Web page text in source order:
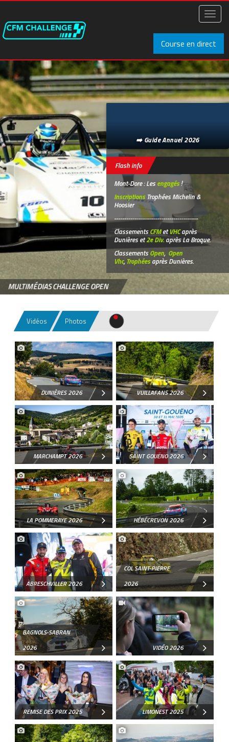
Aller
principal
Course en direct
➡️ Guide Annuel 2026
Flash info
Mont-Dore : Lesengagés!
InscriptionsTrophées Michelin &
Hoosier
-----------------------------------------
ClassementsCFMetVHCaprès
Dunières et2e Div. après La Broque.
ClassementsOpen, Open
Vhc, Trophéesaprès Dunières.
MULTIMÉDIAS CHALLENGE OPEN
Vidéos Photos
DUNIÈRES 2026 VUILLAFANS 2026
MARCHAMPT 2026 SAINT GOUËNO 2026
LA POMMERAYE 2026 HÉBÉCREVON 2026
ABRESCHVILLER 2026
COL SAINT-PIERRE
2026
BAGNOLS-SABRAN
2026
VIDÉO 2026
REMISE DES PRIX 2025 LIMONEST 2025
VUILLAFANS 2023